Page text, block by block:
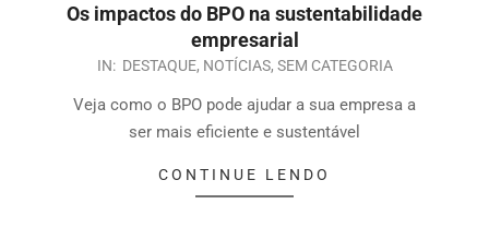
Os impactos do BPO na sustentabilidade
empresarial
IN: DESTAQUE, NOTÍCIAS, SEM CATEGORIA
Veja como o BPO pode ajudar a sua empresa a
ser mais eficiente e sustentável
CONTINUE LENDO